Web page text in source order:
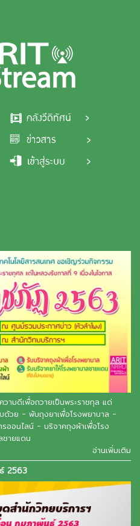
ามดีเพื่อถวายเป็นพระราชกุล แด่
ด้วย - พับถุงยาเพื่อโรงพยาบาล -
ออนไลน์ - บริจาคถุงผ้าเพื่อโรง
ชายแดน
อ่านเพิ่มเติม
2563